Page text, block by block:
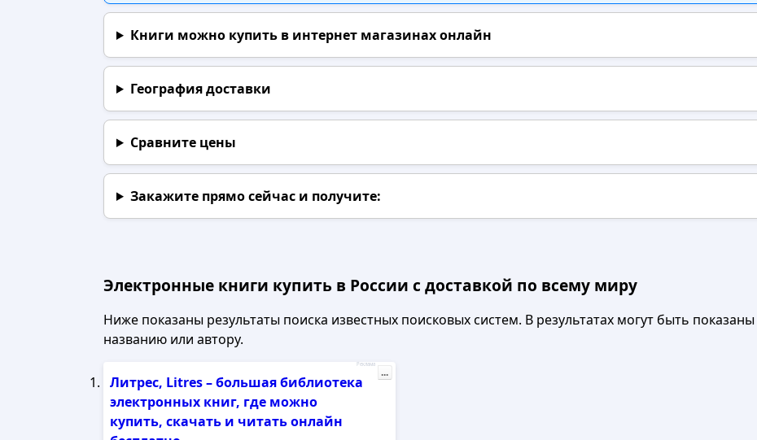
Книги можно купить в интернет магазинах онлайн
География доставки
Сравните цены
Закажите прямо сейчаси получите:
Электронные книги купить в России с доставкой по всему миру
Ниже показаны результаты поиска известных поисковых систем. В результатах могут быть
названию или автору.
Литрес, Litres – большая библиотека
электронных книг, где можно
купить, скачать и читать онлайн
Реклама
...